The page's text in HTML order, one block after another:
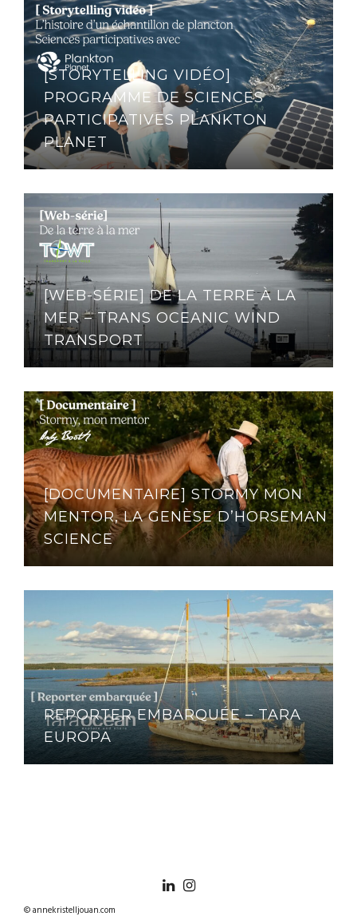
[STORYTELLING VIDÉO]
PROGRAMME DE SCIENCES
PARTICIPATIVES PLANKTON
PLANET
[WEB-SÉRIE] DE LA TERRE À LA
MER – TRANS OCEANIC WIND
TRANSPORT
[DOCUMENTAIRE] STORMY MON
MENTOR, LA GENÈSE D’HORSEMAN
SCIENCE
REPORTER EMBARQUÉE – TARA
EUROPA
© annekristelljouan.com